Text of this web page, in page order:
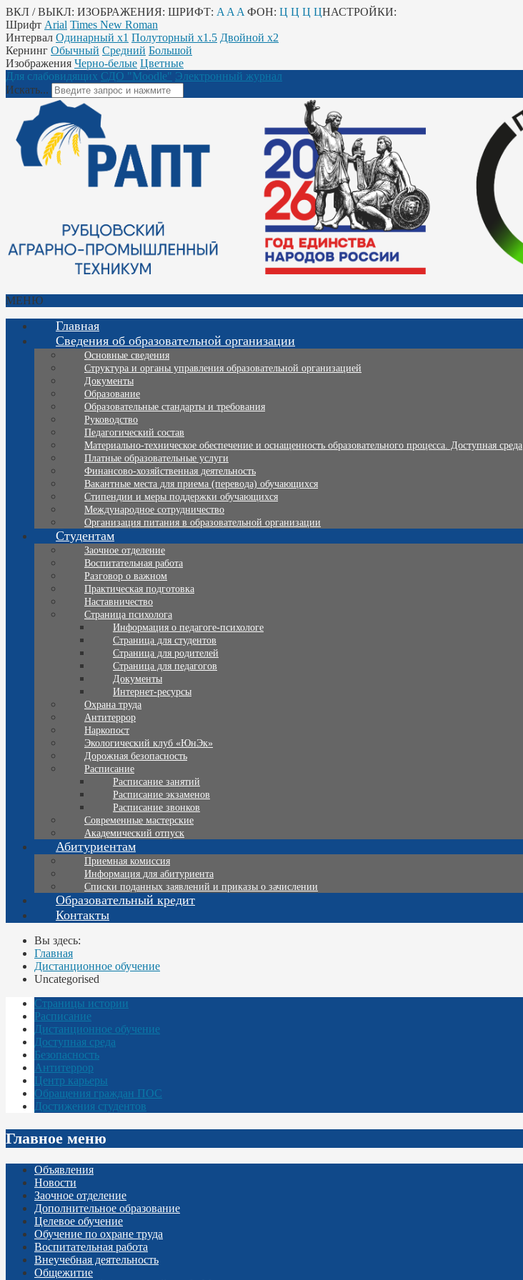
ВКЛ / ВЫКЛ: ИЗОБРАЖЕНИЯ: ШРИФТ: A A A ФОН: Ц Ц Ц ЦНАСТРОЙКИ:
Шрифт Arial Times New Roman
Интервал Одинарный х1 Полуторный х1.5 Двойной х2
Кернинг Обычный Средний Большой
Изображения Черно-белые Цветные
Для слабовидящих СДО "Moodle" Электронный журнал
Искать...
МЕНЮ
Главная
Сведения об образовательной организации
Основные сведения
Структура и органы управления образовательной организацией
Документы
Образование
Образовательные стандарты и требования
Руководство
Педагогический состав
Материально-техническое обеспечение и оснащенность образовательного процесса. Доступная среда
Платные образовательные услуги
Финансово-хозяйственная деятельность
Вакантные места для приема (перевода) обучающихся
Стипендии и меры поддержки обучающихся
Международное сотрудничество
Организация питания в образовательной организации
Студентам
Заочное отделение
Воспитательная работа
Разговор о важном
Практическая подготовка
Наставничество
Страница психолога
Информация о педагоге-психологе
Страница для студентов
Страница для родителей
Страница для педагогов
Документы
Интернет-ресурсы
Охрана труда
Антитеррор
Наркопост
Экологический клуб «ЮнЭк»
Дорожная безопасность
Расписание
Расписание занятий
Расписание экзаменов
Расписание звонков
Современные мастерские
Академический отпуск
Абитуриентам
Приемная комиссия
Информация для абитуриента
Списки поданных заявлений и приказы о зачислении
Образовательный кредит
Контакты
Вы здесь:
Главная
Дистанционное обучение
Uncategorised
Страницы истории
Расписание
Дистанционное обучение
Доступная среда
Безопасность
Антитеррор
Центр карьеры
Обращения граждан ПОС
Достижения студентов
Главное меню
Объявления
Новости
Заочное отделение
Дополнительное образование
Целевое обучение
Обучение по охране труда
Воспитательная работа
Внеучебная деятельность
Общежитие